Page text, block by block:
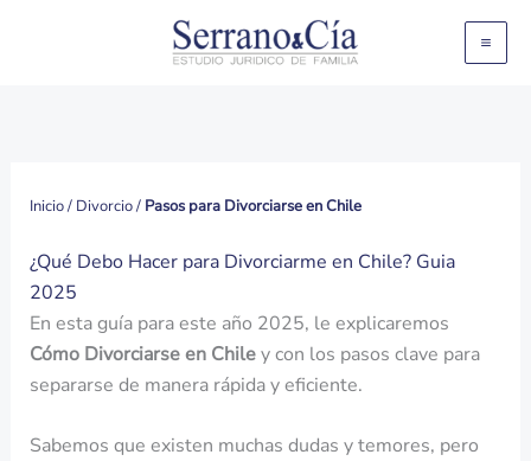
Inicio/ Divorcio/ Pasos para Divorciarse en Chile
¿Qué Debo Hacer para Divorciarme en Chile? Guia
2025
En esta guía para este año 2025, le explicaremos
Cómo Divorciarse en Chiley con los pasos clave para
separarse de manera rápida y eficiente.
Sabemos que existen muchas dudas y temores, pero